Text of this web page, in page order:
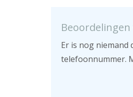
Beoordelingen
Er is nog
telefoonnummer.